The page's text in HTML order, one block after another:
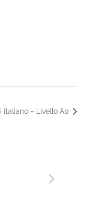
italiano – Livello A0